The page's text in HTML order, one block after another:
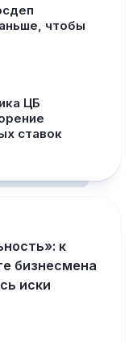
чтобы
ЦБ
ставок
к
бизнесмена
иски